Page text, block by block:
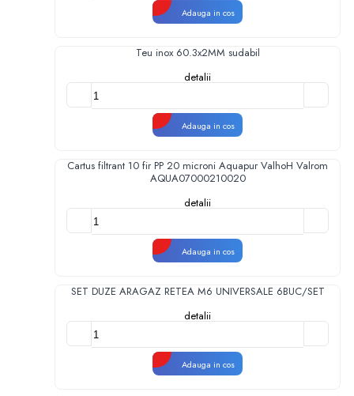
Adauga in cos
Teu inox 60.3x2MM sudabil
detalii
Adauga in cos
Cartus filtrant 10 fir PP 20 microni Aquapur ValhoH Valrom
AQUA07000210020
detalii
Adauga in cos
SET DUZE ARAGAZ RETEA M6 UNIVERSALE 6BUC/SET
detalii
Adauga in cos